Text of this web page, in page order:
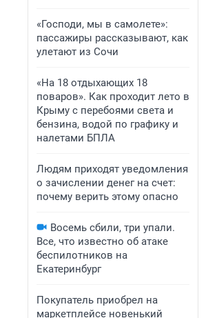
«Господи, мы в самолете»:
пассажиры рассказывают, как
улетают из Сочи
«На 18 отдыхающих 18
поваров». Как проходит лето в
Крыму с перебоями света и
бензина, водой по графику и
налетами БПЛА
Людям приходят уведомления
о зачислении денег на счет:
почему верить этому опасно
Восемь сбили, три упали.
Все, что известно об атаке
беспилотников на
Екатеринбург
Покупатель приобрел на
маркетплейсе новенький